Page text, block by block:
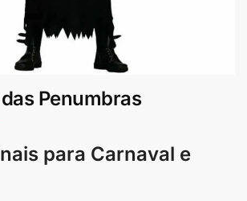
Penumbras
para Carnaval e